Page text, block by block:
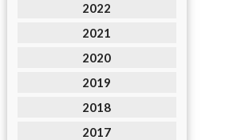
2022
2021
2020
2019
2018
2017